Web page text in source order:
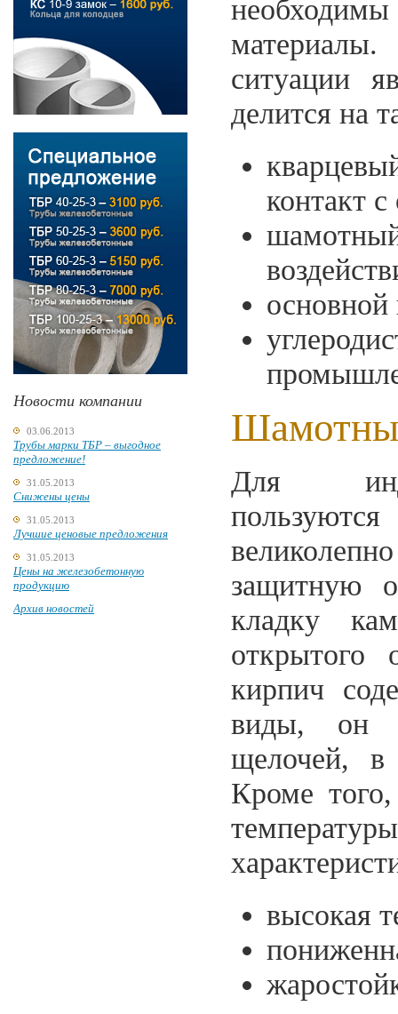
Новости компании
03.06.2013
Трубы марки ТБР – выгодное
предложение!
31.05.2013
Снижены цены
31.05.2013
Лучшие ценовые предложения
31.05.2013
Цены на железобетонную
продукцию
Архив новостей
ситуации
делится на
контакт
основной
Для
защитную
кладку
открытого
кирпич
виды, он
щелочей, в
Кроме
высокая